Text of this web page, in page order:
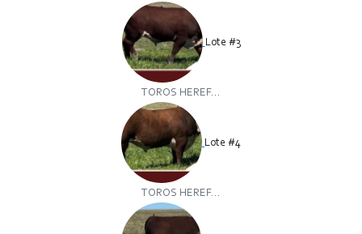
Lote #3
TOROS HEREF...
Lote #4
TOROS HEREF...